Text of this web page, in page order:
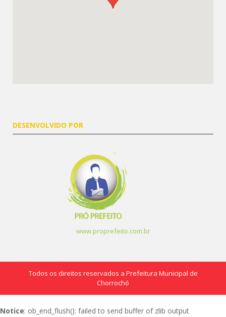
DESENVOLVIDO POR
www.proprefeito.com.br
Todos os direitos reservados a Prefeitura Municipal de
Chorrochó
Notice: ob_end_flush(): failed to send buffer of zlib output